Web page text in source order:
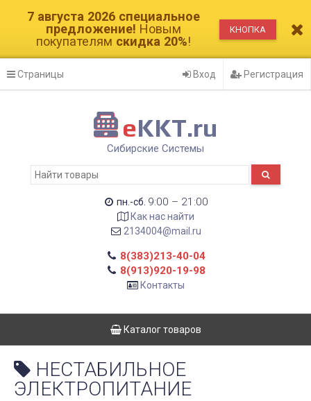
7 августа 2026 cпециальное
предложение! Новым
покупателям скидка 20%!
КНОПКА
Страницы Вход Регистрация
eKKT.ru
Сибирские Системы
пн.-сб. 9:00 – 21:00
Как нас найти
2134004@mail.ru
8(383)213-40-04
8(913)920-19-98
Контакты
Каталог товаров
НЕСТАБИЛЬНОЕ
ЭЛЕКТРОПИТАНИЕ